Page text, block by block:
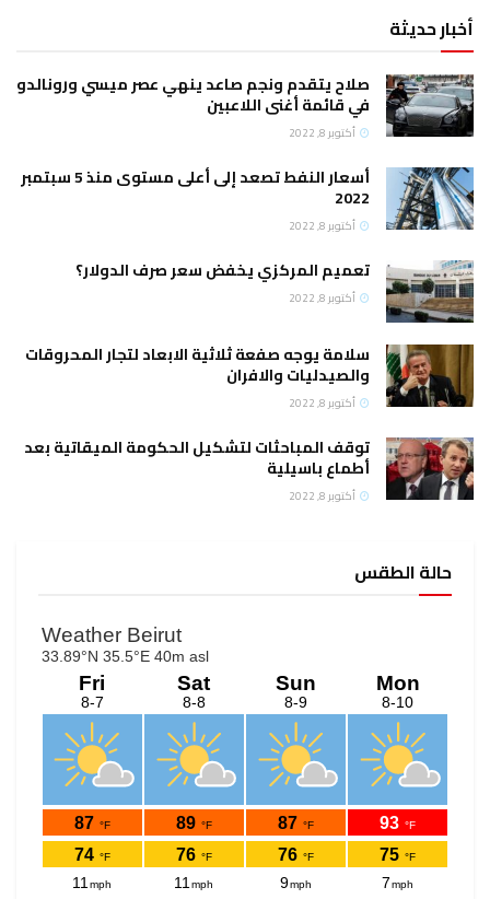
أخبار حديثة
صلاح يتقدم ونجم صاعد ينهي عصر ميسي ورونالدو
في قائمة أغنى اللاعبين
أكتوبر 8, 2022
أسعار النفط تصعد إلى أعلى مستوى منذ 5 سبتمبر
2022
أكتوبر 8, 2022
تعميم المركزي يخفض سعر صرف الدولار؟
أكتوبر 8, 2022
سلامة يوجه صفعة ثلاثية الابعاد لتجار المحروقات
والصيدليات والافران
أكتوبر 8, 2022
توقف المباحثات لتشكيل الحكومة الميقاتية بعد
أطماع باسيلية
أكتوبر 8, 2022
حالة الطقس